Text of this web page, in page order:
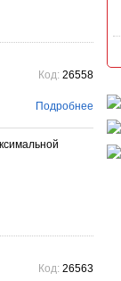
Код: 26558
Подробнее
Код: 26563